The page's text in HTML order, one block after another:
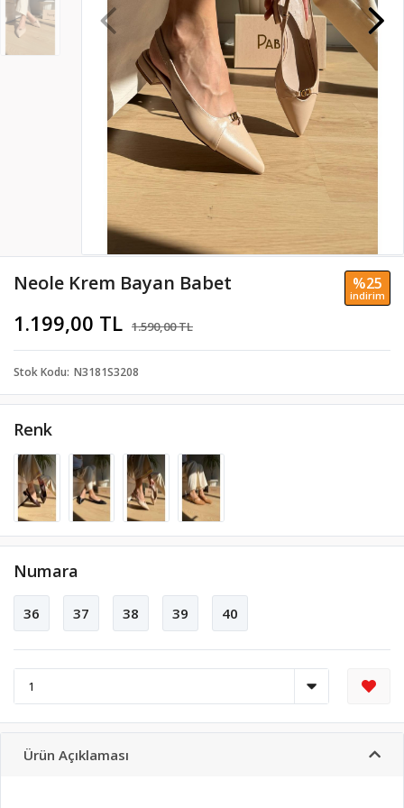
Neole Krem Bayan Babet
1.199,00 TL 1.590,00 TL
%25
i̇ndi̇ri̇m
Stok Kodu N3181S3208
Renk
Numara
36 37 38 39 40
Ürün Açıklaması